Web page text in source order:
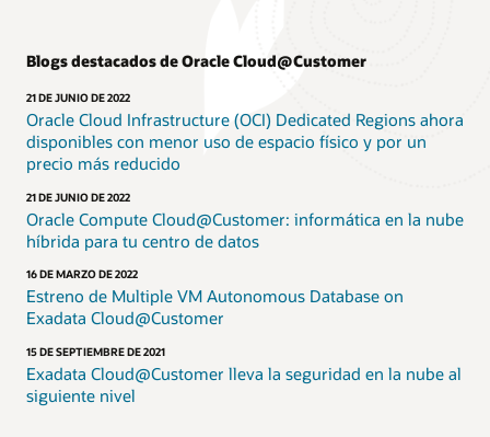
Blogs destacados de Oracle Cloud@Customer
21 DE JUNIO DE 2022
Oracle Cloud Infrastructure (OCI) Dedicated Regions ahora
disponibles con menor uso de espacio físico y por un
precio más reducido
21 DE JUNIO DE 2022
Oracle Compute Cloud@Customer: informática en la nube
híbrida para tu centro de datos
16 DE MARZO DE 2022
Estreno de Multiple VM Autonomous Database on
Exadata Cloud@Customer
15 DE SEPTIEMBRE DE 2021
Exadata Cloud@Customer lleva la seguridad en la nube al
siguiente nivel